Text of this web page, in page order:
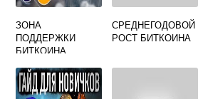
ЗОНА
ПОДДЕРЖКИ
БИТКОИНА
СРЕДНЕГОДОВОЙ
РОСТ БИТКОИНА